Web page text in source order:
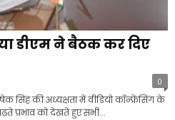
डीएम ने बैठक कर दिए
0
सिंह की अध्यक्षता में वीडियो कॉन्फ्रेंसिंग के
प्रभाव को देखते हुए सभी...